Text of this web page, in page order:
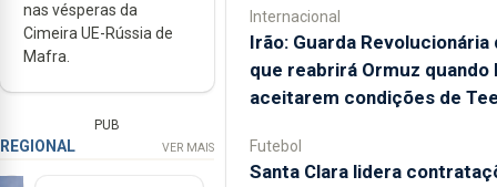
nas vésperas da
Cimeira UE-Rússia de
Mafra.
PUB
REGIONAL VER MAIS
Internacional
Irão: Guarda Revolucionária
que reabrirá Ormuz quando
aceitarem condições de
Futebol
Santa Clara lidera